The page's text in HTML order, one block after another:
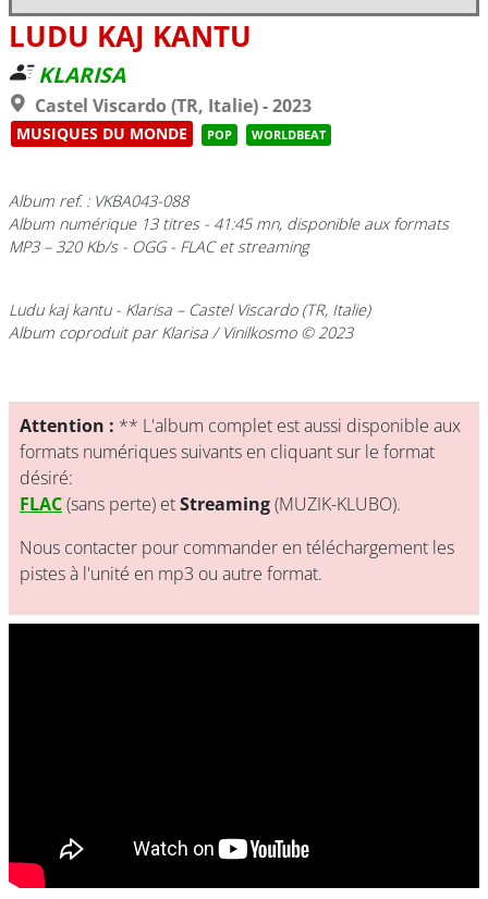
LUDU KAJ KANTU
KLARISA
Castel Viscardo (TR, Italie) - 2023
MUSIQUES DU MONDE POP WORLDBEAT
Album ref. : VKBA043-088
Album numérique 13 titres - 41:45 mn, disponible aux formats
MP3 – 320 Kb/s - OGG - FLAC et streaming
Ludu kaj kantu- Klarisa – Castel Viscardo (TR, Italie)
Album coproduit par Klarisa / Vinilkosmo © 2023
Attention : ** L'album complet est aussi disponible aux
formats numériques suivants en cliquant sur le format
désiré:
FLAC(sans perte) etStreaming(MUZIK-KLUBO).
Nous contacter pour commander en téléchargement les
pistes à l'unité en mp3 ou autre format.